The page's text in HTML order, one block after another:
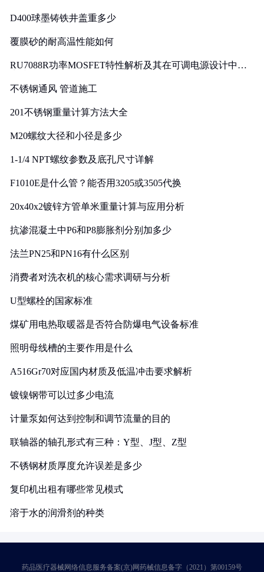
D400球墨铸铁井盖重多少
覆膜砂的耐高温性能如何
RU7088R功率MOSFET特性解析及其在可调电源设计中的
不锈钢通风 管道施工
201不锈钢重量计算方法大全
M20螺纹大径和小径是多少
1-1/4 NPT螺纹参数及底孔尺寸详解
F1010E是什么管？能否用3205或3505代换
20x40x2镀锌方管单米重量计算与应用分析
抗渗混凝土中P6和P8膨胀剂分别加多少
法兰PN25和PN16有什么区别
消费者对洗衣机的核心需求调研与分析
U型螺栓的国家标准
煤矿用电热取暖器是否符合防爆电气设备标准
照明母线槽的主要作用是什么
A516Gr70对应国内材质及低温冲击要求解析
镀镍钢带可以过多少电流
计量泵如何达到控制和调节流量的目的
联轴器的轴孔形式有三种：Y型、J型、Z型
不锈钢材质厚度允许误差是多少
复印机出租有哪些常见模式
溶于水的润滑剂的种类
药品医疗器械网络信息服务备案(京)网药械信息备字（2021）第00159号